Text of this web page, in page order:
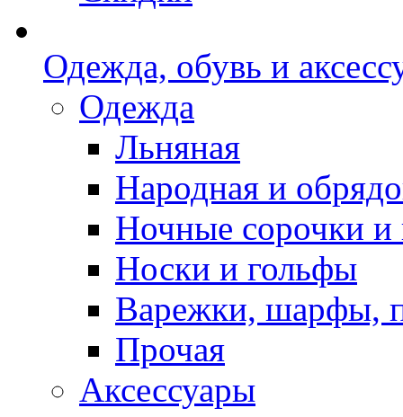
Одежда, обувь и
Одежда
Льняная
Народная и
Ночные сорочки
Носки и гольфы
Варежки, шарфы,
Прочая
Аксессуары